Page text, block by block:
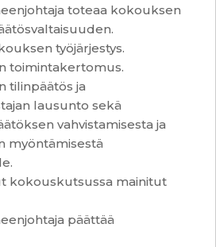
toteaa kokouksen
työjärjestys.
toimintakertomus.
tilinpäätös ja
lausunto sekä
vahvistamisesta ja
myöntämisestä
kokouskutsussa mainitut
päättää